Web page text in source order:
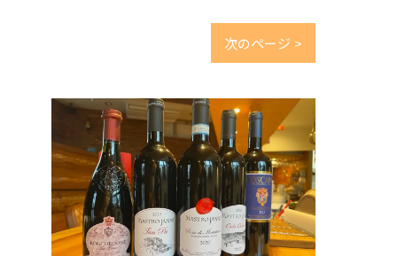
次のページ >